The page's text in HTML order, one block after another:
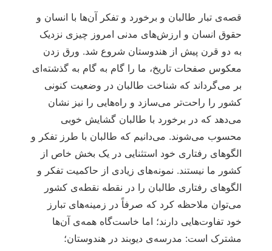
قصه‌ی تبار طالبان و برخورد و تفكر آن‌ها با انسان و
حقوق انسان و ارزش‌های مدنی امروز چیزی نزدیک
به دو قرن پیش از هندوستان شروع شد. ورق زدن
معکوس صفحات تاریخ، ما را گام به گام به گذشته‌ای
بر می‌گرداند که شناخت طالبان در وضعیت كنونی
كشور را راحت‌تر می‌سازد و راه‌هایی را نیز نشان
می‌دهد كه در برخورد با طالبان گشایش خوبی
محسوب می‌شوند. می‌دانیم كه طالبان با طرز تفكر و
الگوهای رفتاری خود استثنایی در یک بخش خاص از
كشور ما نیستند. نمونه‌های زیادی از حاکمیت تفکر و
الگوهای رفتاری طالبان را در نقطه نقطه‌ی كشور
می‌توان ملاحظه کرد که صرفاً در زمینه‌های تبارز
خود تفاوت‌هایی دارند؛ اما خاست‌گاه همه‌ی آن‌ها
مشترک است: مدرسه‌ی دیوبند در هندوستان؛